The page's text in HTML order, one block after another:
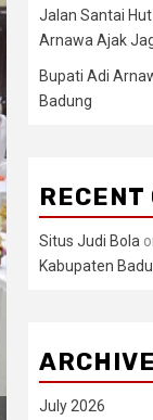
Jalan Santai
Arnawa Ajak
Bupati Adi
Badung
RECENT
Situs Judi Bola
Kabupaten
July 2026